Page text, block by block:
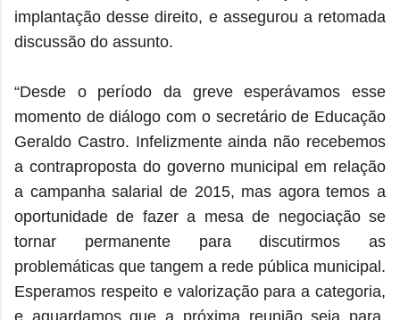
implantação desse direito, e assegurou a retomada
discussão do assunto.
“Desde o período da greve esperávamos esse
momento de diálogo com o secretário de Educação
Geraldo Castro. Infelizmente ainda não recebemos
a contraproposta do governo municipal em relação
a campanha salarial de 2015, mas agora temos a
oportunidade de fazer a mesa de negociação se
tornar permanente para discutirmos as
problemáticas que tangem a rede pública municipal.
Esperamos respeito e valorização para a categoria,
e aguardamos que a próxima reunião seja para,